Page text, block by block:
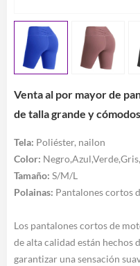
Venta al por mayor de pantalones cortos de motociclista
de talla grande y
Tela: Poliéster, nailon
Color:
Tamaño: S/M/L
Polainas: Pantalones cortos
Los pantalones cortos de
de alta calidad están hechos
garantizar una sensación